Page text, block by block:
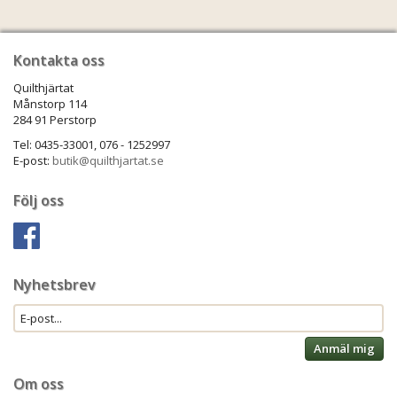
Kontakta oss
Quilthjärtat
Månstorp 114
284 91 Perstorp
Tel: 0435-33001, 076 - 1252997
E-post: butik@quilthjartat.se
Följ oss
Nyhetsbrev
Anmäl mig
Om oss